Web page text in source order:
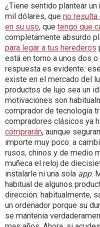
¿Tiene sentido plantear
mil dólares, que no
en su uso, que tengo que
completamente absurdo
para legar a tus herederos
está en torno a unos dos
respuesta es evidente:
existe en el mercado del
productos de lujo sea un
motivaciones son
comprador de tecnología
compradores clásicos ya
comprarán, aunque
importe muy poco: a
rusos, chinos y de medio
muñeca el reloj de
instalarle ni una sola app.
habitual de algunos
dirección: habitualmente,
un ordenador porque su
se mantenía